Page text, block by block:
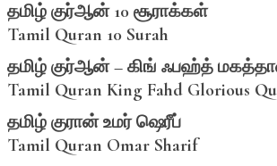
தமிழ் குர்ஆன் 10 சூராக்கள்
Tamil Quran 10 Surah
தமிழ் குர்ஆன் – கிங் ஃபஹ்த்
Tamil Quran King Fahd Glorious
தமிழ் குரான் உமர் ஷெரீப்
Tamil Quran Omar Sharif